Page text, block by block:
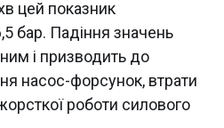
цей показник
бар. Падіння значень
і призводить до
насос-форсунок, втрати
роботи силового